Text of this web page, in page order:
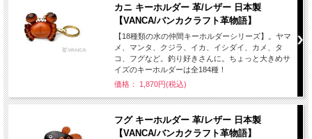
カニ キーホルダー 革/レザー 日本製
【VANCA/バンカクラフト革物語】
【18種類の水の仲間キーホルダーシリーズ】。ヤマ
メ、マンタ、クジラ、イカ、イシダイ、カメ、タ
コ、フグなど。釣り好きさんに。ちょっと大きめサ
イズのキーホルダーは全184種！
価格： 1,870円(税込)
フグ キーホルダー 革/レザー 日本製
【VANCA/バンカクラフト革物語】